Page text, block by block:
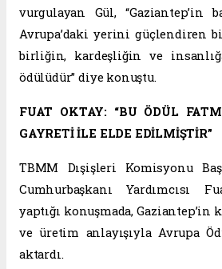
vurgulayan Gül, “Gaziantep’in
Avrupa’daki yerini güçlendiren
birliğin, kardeşliğin ve
ödülüdür” diye konuştu.
FUAT OKTAY: “BU ÖDÜL
GAYRETİ İLE ELDE EDİLMİŞTİR”
TBMM Dışişleri Komisyonu
Cumhurbaşkanı Yardımcısı
yaptığı konuşmada, Gaziantep’in
ve üretim anlayışıyla Avrupa
aktardı.